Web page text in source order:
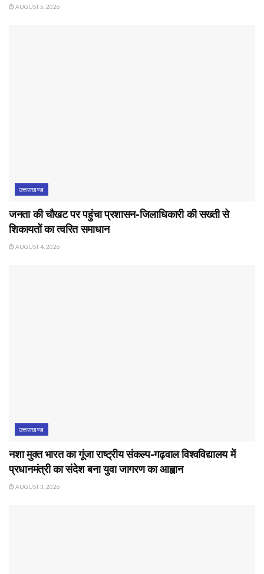
AUGUST 5, 2026
उत्तराखण्ड
जनता की चौखट पर पहुंचा प्रशासन-जिलाधिकारी की सख्ती से
शिकायतों का त्वरित समाधान
AUGUST 4, 2026
उत्तराखण्ड
नशा मुक्त भारत का गूंजा राष्ट्रीय संकल्प-गढ़वाल विश्वविद्यालय में
प्रधानमंत्री का संदेश बना युवा जागरण का आह्वान
AUGUST 3, 2026